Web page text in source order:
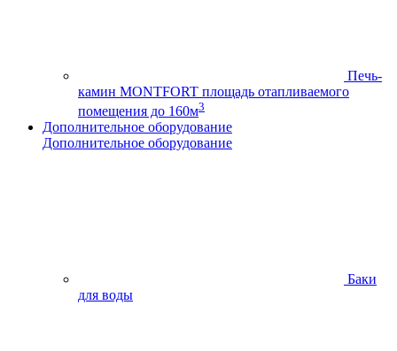
Печь-
камин MONTFORT площадь отапливаемого
помещения до 160м3
Дополнительное оборудование
Дополнительное оборудование
Баки
для воды